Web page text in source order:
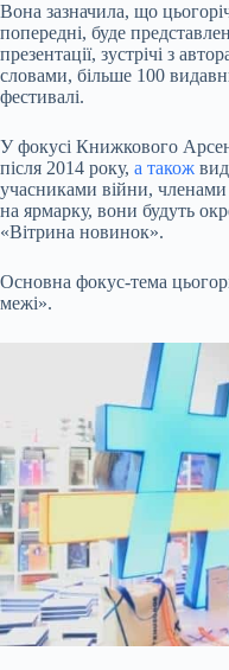
Вона зазначила, що
попередні, буде
презентації, зустрічі з
словами, більше 100
фестивалі.
У фокусі Книжкового
після 2014 року, а також
учасниками війни, членами
на ярмарку, вони будуть
«Вітрина новинок».
Основна фокус-тема
межі».